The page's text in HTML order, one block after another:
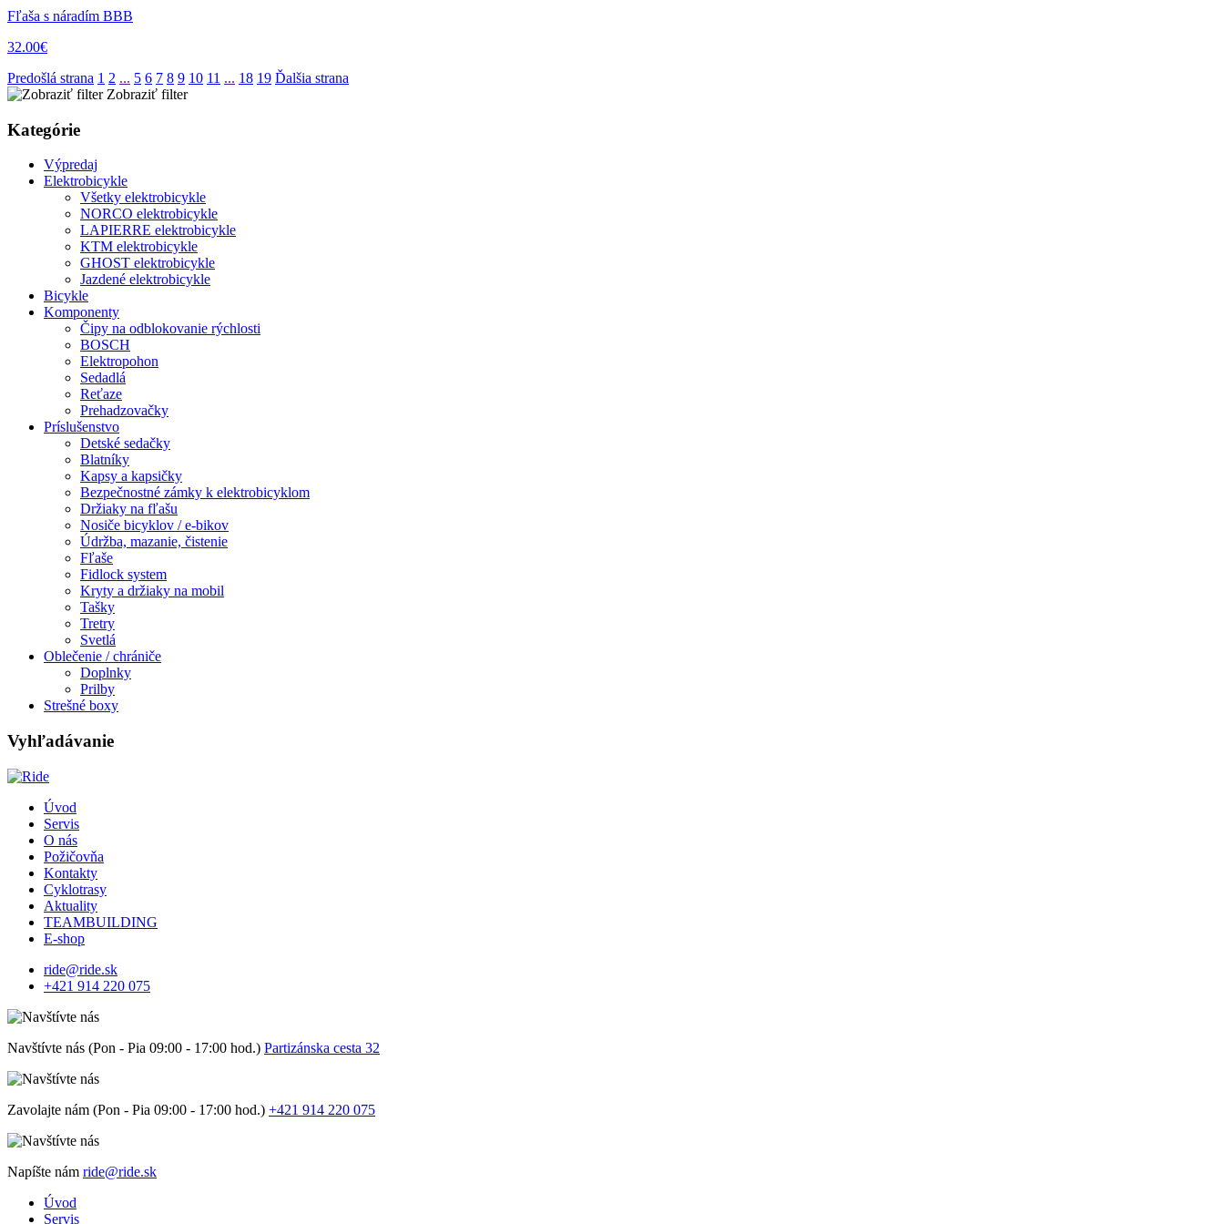
Fľaša s náradím BBB
32.00€
Predošlá strana 1 2 ... 5 6 7 8 9 10 11 ... 18 19 Ďalšia strana
Zobraziť filter
Kategórie
Výpredaj
Elektrobicykle
Všetky elektrobicykle
NORCO elektrobicykle
LAPIERRE elektrobicykle
KTM elektrobicykle
GHOST elektrobicykle
Jazdené elektrobicykle
Bicykle
Komponenty
Čipy na odblokovanie rýchlosti
BOSCH
Elektropohon
Sedadlá
Reťaze
Prehadzovačky
Príslušenstvo
Detské sedačky
Blatníky
Kapsy a kapsičky
Bezpečnostné zámky k elektrobicyklom
Držiaky na fľašu
Nosiče bicyklov / e-bikov
Údržba, mazanie, čistenie
Fľaše
Fidlock system
Kryty a držiaky na mobil
Tašky
Tretry
Svetlá
Oblečenie / chrániče
Doplnky
Prilby
Strešné boxy
Vyhľadávanie
Úvod
Servis
O nás
Požičovňa
Kontakty
Cyklotrasy
Aktuality
TEAMBUILDING
E-shop
ride@ride.sk
+421 914 220 075
Navštívte nás (Pon - Pia 09:00 - 17:00 hod.) Partizánska cesta 32
Zavolajte nám (Pon - Pia 09:00 - 17:00 hod.) +421 914 220 075
Napíšte nám ride@ride.sk
Úvod
Servis